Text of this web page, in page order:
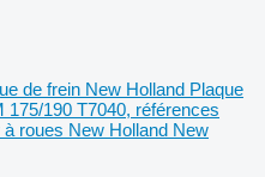
de frein New Holland Plaque
190 T7040, références
roues New Holland New